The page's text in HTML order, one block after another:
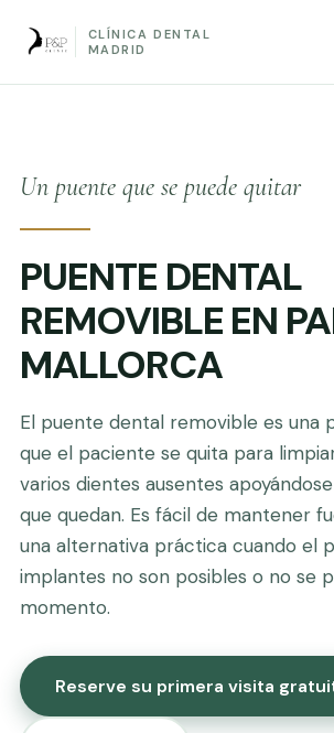
CLÍNICA DENTAL
MADRID
Un puente que se puede quitar
PUENTE DENTAL
REMOVIBLE EN
MALLORCA
El puente dental removible es una
que el paciente se quita para
varios dientes ausentes
que quedan. Es fácil de mantener
una alternativa práctica cuando el
implantes no son posibles o no se
momento.
Reserve su primera visita